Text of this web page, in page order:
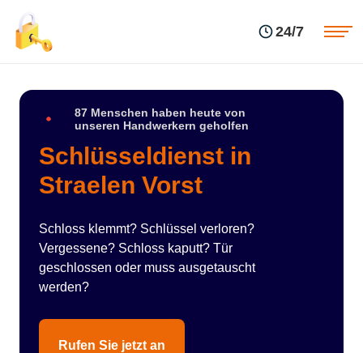
24/7
87 Menschen haben heute von
unseren Handwerkern geholfen
Schlüsseldienst in
Straelen Vorst
Schloss klemmt? Schlüssel verloren?
Vergessene? Schloss kaputt? Tür
geschlossen oder muss ausgetauscht
werden?
Rufen Sie jetzt an